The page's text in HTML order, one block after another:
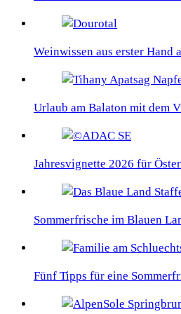
Weinwissen aus erster Hand
Urlaub am Balaton mit dem
Jahresvignette 2026 für
Sommerfrische im Blauen
Fünf Tipps für eine